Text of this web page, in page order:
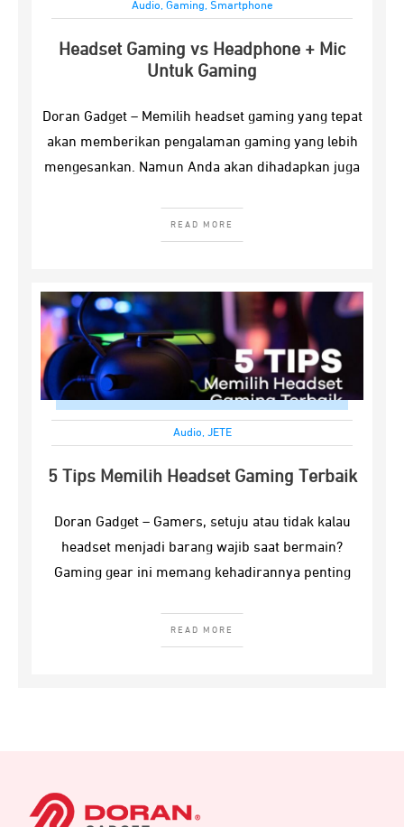
Audio, Gaming, Smartphone
Headset Gaming vs Headphone + Mic
Untuk Gaming
Doran Gadget – Memilih headset gaming yang tepat
akan memberikan pengalaman gaming yang lebih
mengesankan. Namun Anda akan dihadapkan juga
READ MORE
Audio, JETE
5 Tips Memilih Headset Gaming Terbaik
Doran Gadget – Gamers, setuju atau tidak kalau
headset menjadi barang wajib saat bermain?
Gaming gear ini memang kehadirannya penting
READ MORE